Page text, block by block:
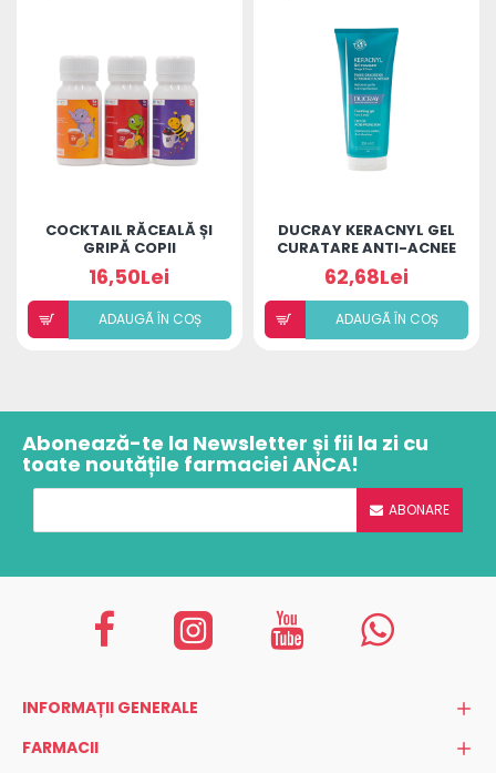
COCKTAIL RĂCEALĂ ȘI
GRIPĂ COPII
16,50Lei
ADAUGÃ ÎN COȘ
DUCRAY KERACNYL GEL
CURATARE ANTI-ACNEE
200ML
62,68Lei
ADAUGÃ ÎN COȘ
Abonează-te la Newsletter și fii la zi cu
toate noutățile farmaciei ANCA!
ABONARE
INFORMAȚII GENERALE
FARMACII